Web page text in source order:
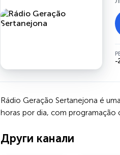
-
Rádio Geração Sertanejona é
horas por dia, com programação
Други канали